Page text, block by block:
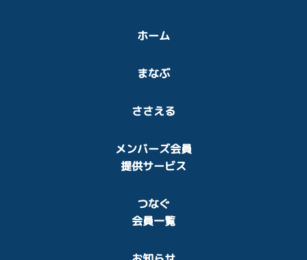
ホーム
まなぶ
ささえる
メンバーズ会員
提供サービス
つなぐ
会員一覧